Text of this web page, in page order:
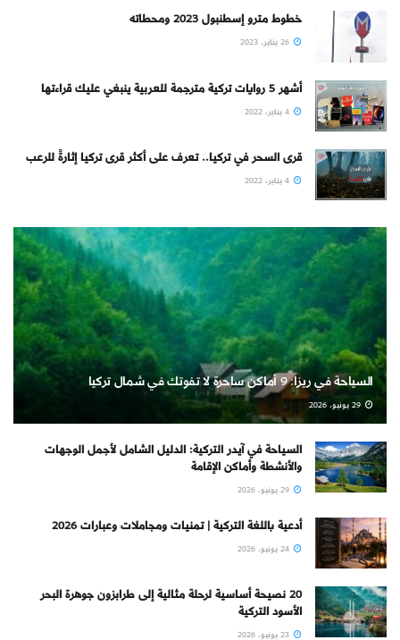
خطوط مترو إسطنبول 2023 ومحطاته
أشهر 5 روايات تركية مترجمة للعربية ينبغي عليك قراءتها
قرى السحر في تركيا.. تعرف على أكثر قرى تركيا إثارةً للرعب
السياحة في ريزا: 9 أماكن ساحرة لا تفوتك في شمال تركيا
السياحة في آيدر التركية: الدليل الشامل لأجمل الوجهات
والأنشطة وأماكن الإقامة
أدعية باللغة التركية | تمنيات ومجاملات وعبارات 2026
20 نصيحة أساسية لرحلة مثالية إلى طرابزون جوهرة البحر
الأسود التركية